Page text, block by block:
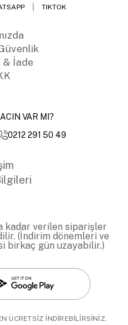
TIKTOK
& İade
VAR MI?
0212 291 50 49
kadar verilen siparişler
(İndirim dönemleri ve
birkaç gün uzayabilir.)
ÜCRETSİZ İNDİREBİLİRSİNİZ.